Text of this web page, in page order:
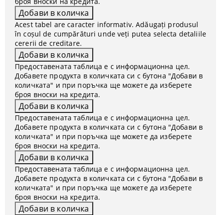
Acest tabel are caracter informativ. Adăugați produsul
în coșul de cumpărături unde veți putea selecta detaliile
cererii de creditare.
Предоставената таблица е с информационна цел.
Добавете продукта в количката си с бутона "Добави в
количката" и при поръчка ще можете да изберете
броя вноски на кредита.
Предоставената таблица е с информационна цел.
Добавете продукта в количката си с бутона "Добави в
количката" и при поръчка ще можете да изберете
броя вноски на кредита.
Предоставената таблица е с информационна цел.
Добавете продукта в количката си с бутона "Добави в
количката" и при поръчка ще можете да изберете
броя вноски на кредита.